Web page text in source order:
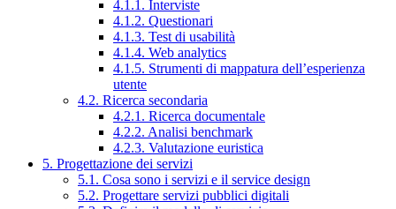
4.1.1. Interviste
4.1.2. Questionari
4.1.3. Test di usabilità
4.1.4. Web analytics
4.1.5. Strumenti di mappatura dell’esperienza
utente
4.2. Ricerca secondaria
4.2.1. Ricerca documentale
4.2.2. Analisi benchmark
4.2.3. Valutazione euristica
5. Progettazione dei servizi
5.1. Cosa sono i servizi e il service design
5.2. Progettare servizi pubblici digitali